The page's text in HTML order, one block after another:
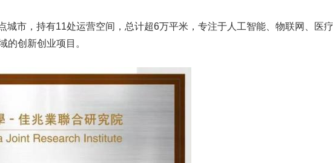
城市，持有11处运营空间，总计超6万平米，专注于人工智能、物联网、医
的创新创业项目。